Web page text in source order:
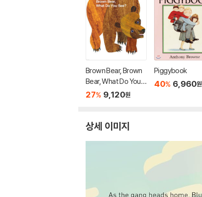
Brown Bear, Brown
Bear, What Do You S
ee?
27% 9,120원
Piggybook
40% 6,960원
상세 이미지